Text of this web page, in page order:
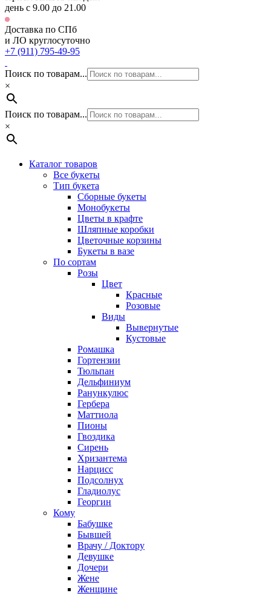
день с 9.00 до 21.00
Доставка по СПб
и ЛО круглосуточно
+7 (911) 795-49-95
Поиск по товарам...
×
Поиск по товарам...
×
Каталог товаров
Все букеты
Тип букета
Сборные букеты
Монобукеты
Цветы в крафте
Шляпные коробки
Цветочные корзины
Букеты в вазе
По сортам
Розы
Цвет
Красные
Розовые
Виды
Вывернутые
Кустовые
Ромашка
Гортензии
Тюльпан
Дельфиниум
Ранункулюс
Гербера
Маттиола
Пионы
Гвоздика
Сирень
Хризантема
Нарцисс
Подсолнух
Гладиолус
Георгин
Кому
Бабушке
Бывшей
Врачу / Доктору
Девушке
Дочери
Жене
Женщине